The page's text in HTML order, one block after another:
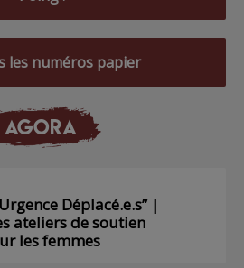
les numéros papier
AGORA
Déplacé.e.s” |
ateliers de soutien
les femmes